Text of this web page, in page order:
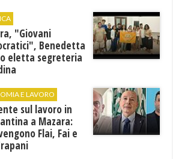
al "Villa Sofia"
"Giovani
Benedetta
eletta segreteria
E LAVORO
sul lavoro in
a Mazara:
Flai, Fai e